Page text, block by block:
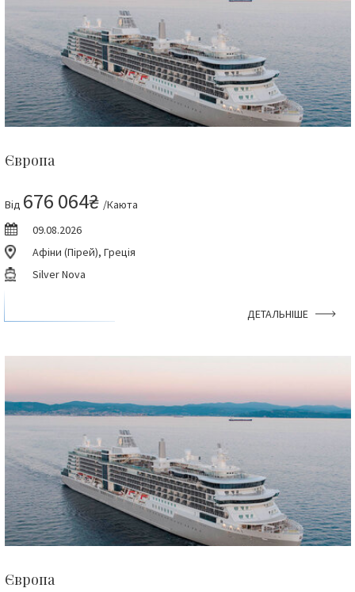
Європа
Від 676 064₴ /Каюта
09.08.2026
Афіни (Пірей), Греція
Silver Nova
ДЕТАЛЬНІШЕ
Європа